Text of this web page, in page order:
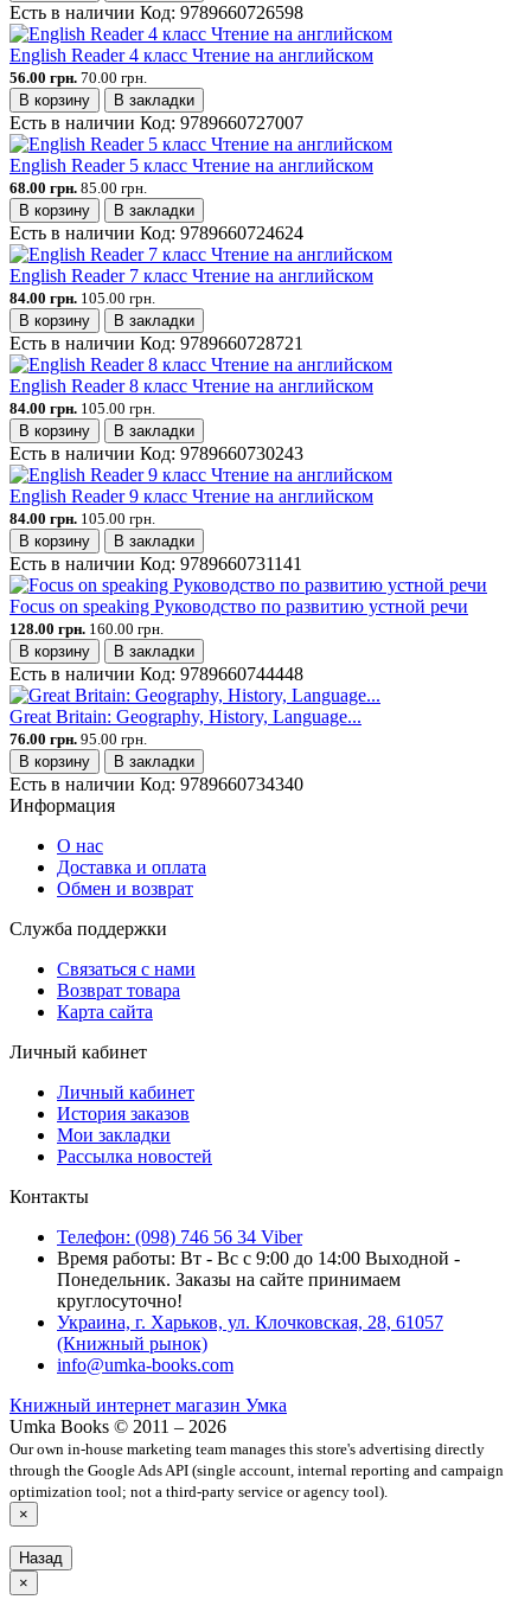
Есть в наличии Код: 9789660726598
English Reader 4 класс Чтение на английском
56.00 грн. 70.00 грн.
В корзину
В закладки
Есть в наличии Код: 9789660727007
English Reader 5 класс Чтение на английском
68.00 грн. 85.00 грн.
В корзину
В закладки
Есть в наличии Код: 9789660724624
English Reader 7 класс Чтение на английском
84.00 грн. 105.00 грн.
В корзину
В закладки
Есть в наличии Код: 9789660728721
English Reader 8 класс Чтение на английском
84.00 грн. 105.00 грн.
В корзину
В закладки
Есть в наличии Код: 9789660730243
English Reader 9 класс Чтение на английском
84.00 грн. 105.00 грн.
В корзину
В закладки
Есть в наличии Код: 9789660731141
Focus on speaking Руководство по развитию устной речи
128.00 грн. 160.00 грн.
В корзину
В закладки
Есть в наличии Код: 9789660744448
Great Britain: Geography, History, Language...
76.00 грн. 95.00 грн.
В корзину
В закладки
Есть в наличии Код: 9789660734340
Информация
О нас
Доставка и оплата
Обмен и возврат
Служба поддержки
Связаться с нами
Возврат товара
Карта сайта
Личный кабинет
Личный кабинет
История заказов
Мои закладки
Рассылка новостей
Контакты
Телефон: (098) 746 56 34 Viber
Время работы: Вт - Вс с 9:00 до 14:00 Выходной -
Понедельник. Заказы на сайте принимаем
круглосуточно!
Украина, г. Харьков, ул. Клочковская, 28, 61057
(Книжный рынок)
info@umka-books.com
Книжный интернет магазин Умка
Umka Books © 2011 – 2026
Our own in-house marketing team manages this store's advertising directly
through the Google Ads API (single account, internal reporting and campaign
optimization tool; not a third-party service or agency tool).
×
Назад
×